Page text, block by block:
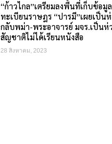
“ก้าวไกล”เตรียมลงพื้นที่เก็บข้อมู
ทะเบียนราษฎร “ปารมี”เผยเป็น
กลับพม่า-พระอาจารย์ มจร.เป็นห่
สัญชาติไม่ได้เรียนหนังสือ
28 สิงหาคม, 2023